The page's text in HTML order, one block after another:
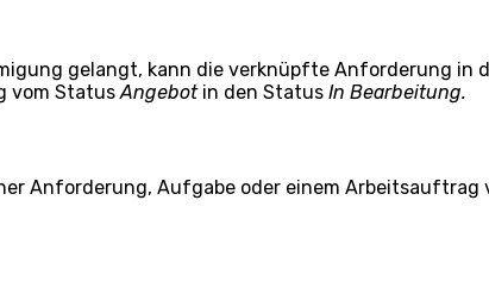
gelangt, kann die verknüpfte Anforderung in
vom StatusAngebotin den Status In Bearbeitung.
Anforderung, Aufgabe oder einem